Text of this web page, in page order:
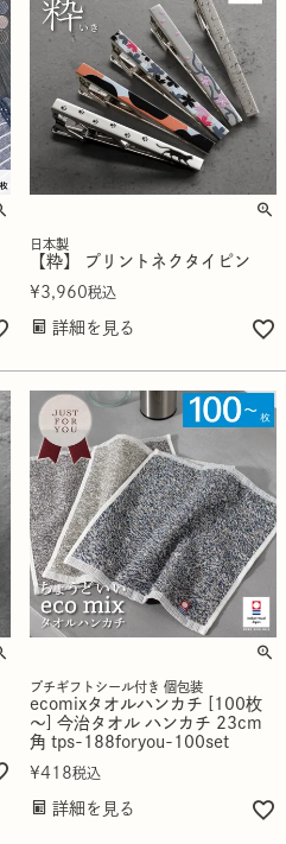
日本製
【粋】 プリントネクタイピン
¥3,960税込
詳細を見る
プチギフトシール付き 個包装
ecomixタオルハンカチ [100枚
～] 今治タオル ハンカチ 23cm
角 tps-188foryou-100set
¥418税込
詳細を見る